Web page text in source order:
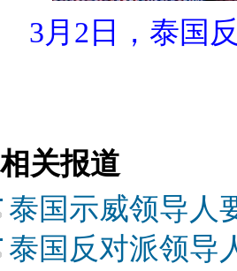
3月2日，泰国
相关报道
泰国示威领导人
泰国反对派领导